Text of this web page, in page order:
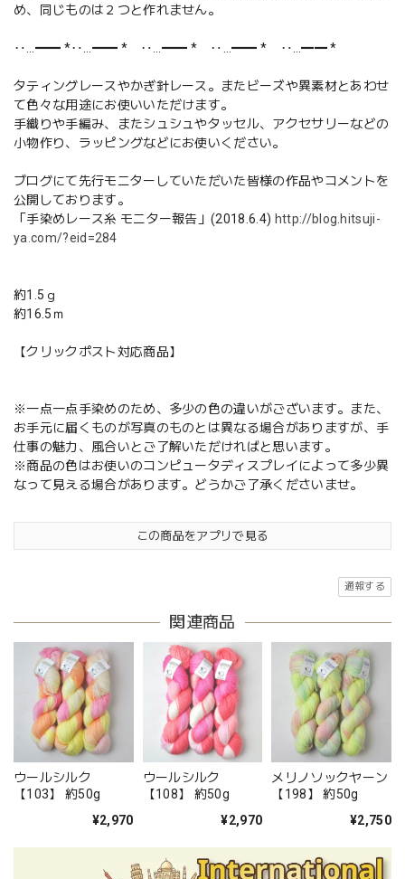
め、同じものは２つと作れません。
‥…━━ *‥…━━ * ‥…━━ * ‥…━━ * ‥…━━ *
タティングレースやかぎ針レース。またビーズや異素材とあわせ
て色々な用途にお使いいただけます。
手織りや手編み、またシュシュやタッセル、アクセサリーなどの
小物作り、ラッピングなどにお使いください。
ブログにて先行モニターしていただいた皆様の作品やコメントを
公開しております。
「手染めレース糸 モニター報告」(2018.6.4) http://blog.hitsuji-
ya.com/?eid=284
約1.5ｇ
約16.5ｍ
【クリックポスト対応商品】
※一点一点手染めのため、多少の色の違いがございます。また、
お手元に届くものが写真のものとは異なる場合がありますが、手
仕事の魅力、風合いとご了解いただければと思います。
※商品の色はお使いのコンピュータディスプレイによって多少異
なって見える場合があります。どうかご了承くださいませ。
この商品をアプリで見る
通報する
関連商品
ウールシルク
【103】 約50g
¥2,970
ウールシルク
【108】 約50g
¥2,970
メリノソックヤーン
【198】 約50g
¥2,750